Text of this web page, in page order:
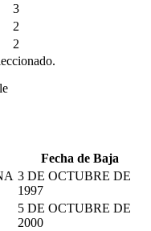
3
2
2
Fecha de Baja
3 DE OCTUBRE DE
1997
5 DE OCTUBRE DE
2000